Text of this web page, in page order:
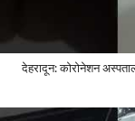
देहरादून: कोरोनेशन